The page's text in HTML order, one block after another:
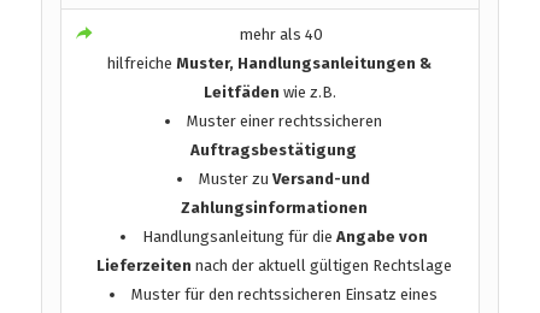
mehr als 40
hilfreicheMuster, Handlungsanleitungen &
Leitfäden wie z.B.
Muster einer rechtssicheren
Auftragsbestätigung
Muster zuVersand-und
Zahlungsinformationen
Handlungsanleitung für die Angabe von
Lieferzeiten nach der aktuell gültigen Rechtslage
Muster für den rechtssicheren Einsatz eines